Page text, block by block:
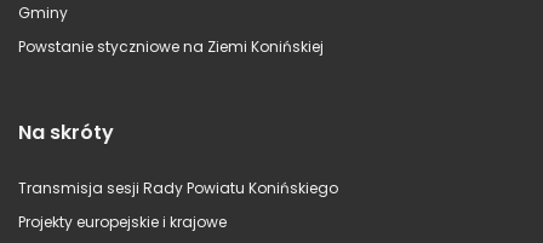
Gminy
Powstanie styczniowe na Ziemi Konińskiej
Na skróty
Transmisja sesji Rady Powiatu Konińskiego
Projekty europejskie i krajowe